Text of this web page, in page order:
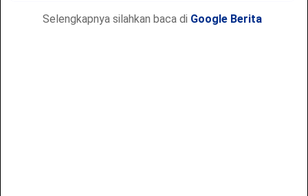
Selengkapnya silahkan baca di Google Berita